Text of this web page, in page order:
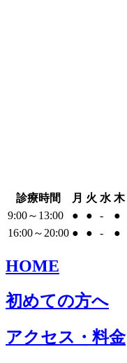
診療時間 月 火 水 木
9:00～13:00
● ● - ●
16:00～20:00 ● ● - ●
HOME
初めての方へ
アクセス・料金